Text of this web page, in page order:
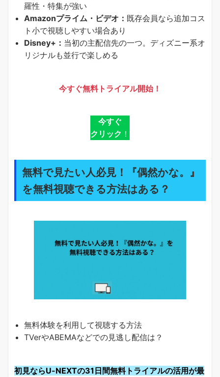
羅性・特集が強い
Amazonプライム・ビデオ： 既存会員なら追加コス
ト小で視聴しやすい場合あり
Disney+： 当初の主配信先の一つ。ディズニー系オ
リジナルも並行で楽しめる
今すぐ無料トライアル開始！
今すぐ
クリック ！
無料で見たい人必見！『偶然かな。』
を無料視聴できる方法はある？
無料体験を利用して視聴する方法
TVerやABEMAなどでの見逃し配信は？
初見ならU-NEXTの31日間無料トライアルの活用が最